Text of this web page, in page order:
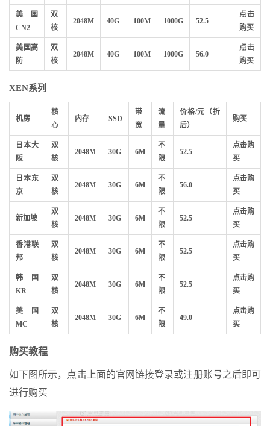
美国
CN2
双
核
2048M 40G 100M 1000G 52.5
点击
购买
美国高
防
双
核
2048M 40G 100M 1000G 56.0
点击
购买
XEN系列
机房
核
心
内存 SSD
带
宽
流
量
价格/元（折
后）
购买
日本大
阪
双
核
2048M 30G 6M
不
限
52.5
点击购
买
日本东
京
双
核
2048M 30G 6M
不
限
56.0
点击购
买
新加坡
双
核
2048M 30G 6M
不
限
52.5
点击购
买
香港联
邦
双
核
2048M 30G 6M
不
限
52.5
点击购
买
韩国
KR
双
核
2048M 30G 6M
不
限
52.5
点击购
买
美国
MC
双
核
2048M 30G 6M
不
限
49.0
点击购
买
购买教程
如下图所示，点击上面的官网链接登录或注册账号之后即可
进行购买